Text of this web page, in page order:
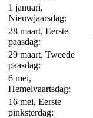
1 januari,
Nieuwjaarsdag:
28 maart, Eerste
paasdag:
29 maart, Tweede
paasdag:
6 mei,
Hemelvaartsdag:
16 mei, Eerste
pinksterdag: